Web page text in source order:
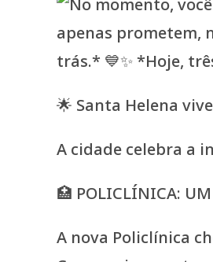
🌟 Santa Helena
A cidade celebra a
🏥 POLICLÍNICA: UM
A nova Policlínica